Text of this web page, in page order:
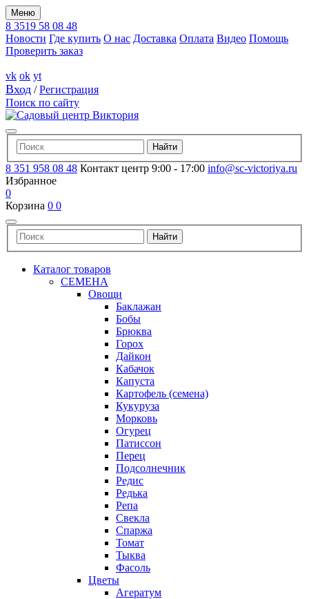
Меню
8 3519 58 08 48
Новости Где купить О нас Доставка Оплата Видео Помощь
Проверить заказ
vk ok yt
Вход /Регистрация
Поиск по сайту
8 351 958 08 48 Контакт центр 9:00 - 17:00 info@sc-victoriya.ru
Избранное
0
Корзина 0 0
Каталог товаров
СЕМЕНА
Овощи
Баклажан
Бобы
Брюква
Горох
Дайкон
Кабачок
Капуста
Картофель (семена)
Кукуруза
Морковь
Огурец
Патиссон
Перец
Подсолнечник
Редис
Редька
Репа
Свекла
Спаржа
Томат
Тыква
Фасоль
Цветы
Агератум